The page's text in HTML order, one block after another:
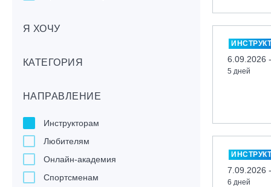
Лонгбординг
бордах
Игровые виды спорта
Я ХОЧУ
КАТЕГОРИЯ
НАПРАВЛЕНИЕ
Инструкторам
Любителям
Онлайн-академия
Спортсменам
6.09.2026
5 дней
7.09.2026
6 дней